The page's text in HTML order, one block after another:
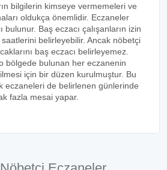
bilgilerin kimseye vermemeleri ve
oldukça önemlidir. Eczaneler
bulunur. Baş eczacı çalışanların izin
belirleyebilir. Ancak nöbetçi
baş eczacı belirleyemez.
bölgede bulunan her eczanenin
için bir düzen kurulmuştur. Bu
eczaneleri de belirlenen günlerinde
fazla mesai yapar.